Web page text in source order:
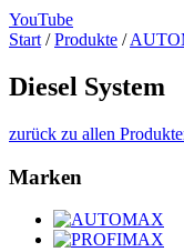
YouTube
Start / Produkte /
Diesel System
zurück zu allen
Marken